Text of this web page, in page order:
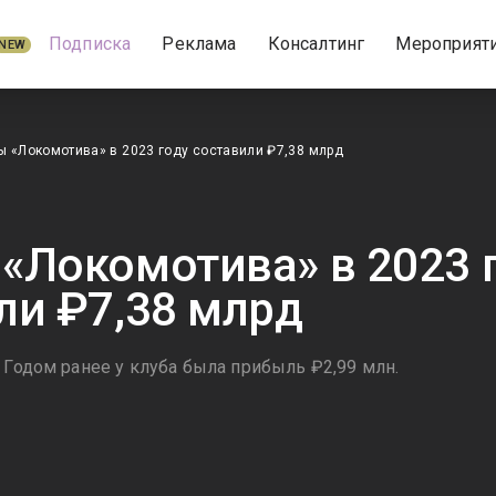
Подписка Реклама Консалтинг
«Локомотива» в 2023 году составили ₽7,38 млрд
в 2023
₽7,38 млрд
ранее у клуба была прибыль ₽2,99 млн.